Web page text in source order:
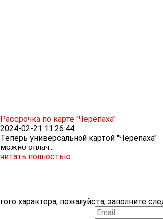
Рассрочка по карте "Черепаха"
2024-02-21 11:26:44
Теперь универсальной картой "Черепаха"
можно оплач...
читать полностью
характера, пожалуйста, заполните